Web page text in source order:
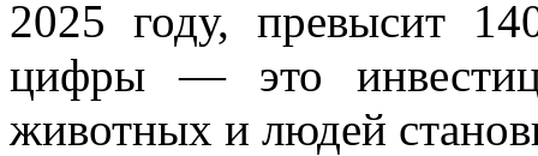
2025 году, превысит
цифры — это
животных и людей